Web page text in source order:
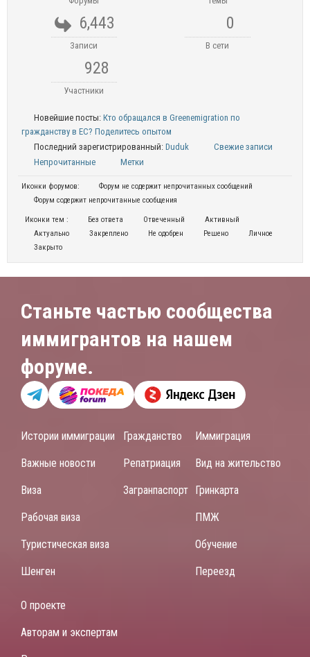
6,443
Записи
0
В сети
928
Участники
Новейшие посты: Кто обращался в Greenemigration по
гражданству в ЕС? Поделитесь опытом
Последний зарегистрированный: Duduk
Свежие записи
Непрочитанные
Метки
Иконки форумов:
Форум не содержит непрочитанных сообщений
Форум содержит непрочитанные сообщения
Иконки тем : Без ответа Отвеченный
Активный
Актуально
Закреплено Не одобрен Решено
Личное
Закрыто
Станьте частью сообщества
иммигрантов на нашем
форуме.
Истории иммиграции
Важные новости
Виза
Рабочая виза
Туристическая виза
Шенген
Гражданство
Репатриация
Загранпаспорт
Иммиграция
Вид на жительство
Гринкарта
ПМЖ
Обучение
Переезд
О проекте
Авторам и экспертам